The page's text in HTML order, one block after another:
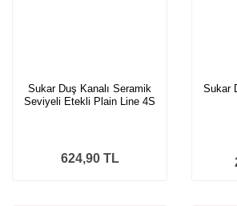
Sukar Duş Kanalı Seramik
Seviyeli Etekli Plain Line 4S
624,90 TL
Sukar